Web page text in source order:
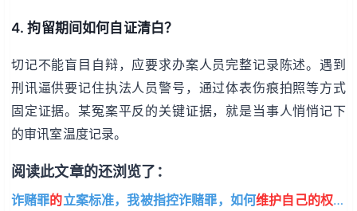
4. 拘留期间如何自证清白？
切记不能盲目自辩，应要求办案人员完整记录陈述。遇到
刑讯逼供要记住执法人员警号，通过体表伤痕拍照等方式
固定证据。某冤案平反的关键证据，就是当事人悄悄记下
的审讯室温度记录。
阅读此文章的还浏览了：
诈赌罪的立案标准，我被指控诈赌罪，如何维护自己的权益